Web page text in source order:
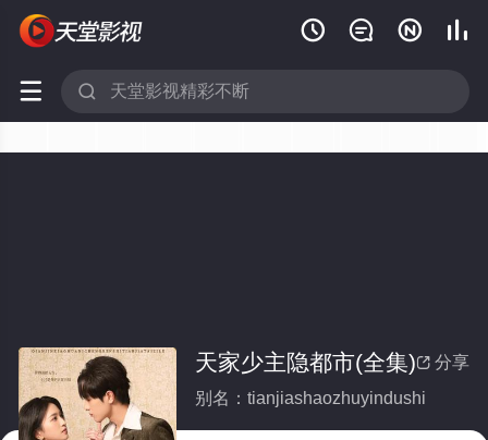
   
 
 分享
天家少主隐都市(全集)
别名：tianjiashaozhuyindushi